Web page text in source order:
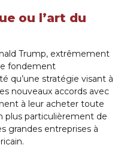
ou l’art du
Trump, extrêmement
fondement
qu’une stratégie visant à
nouveaux accords avec
à leur acheter toute
plus particulièrement de
grandes entreprises à